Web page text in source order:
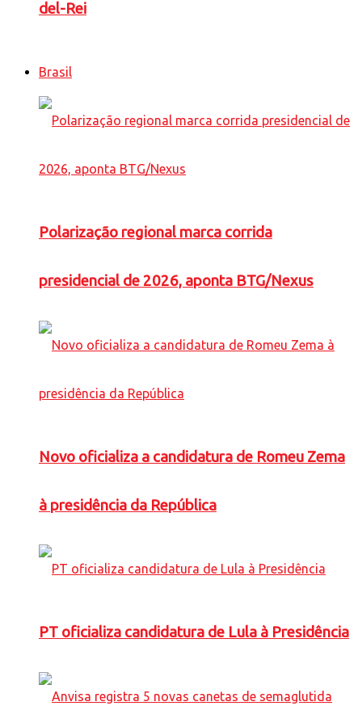
del-Rei
Brasil
Polarização regional marca corrida
presidencial de 2026, aponta BTG/Nexus
Novo oficializa a candidatura de Romeu Zema
à presidência da República
PT oficializa candidatura de Lula à Presidência